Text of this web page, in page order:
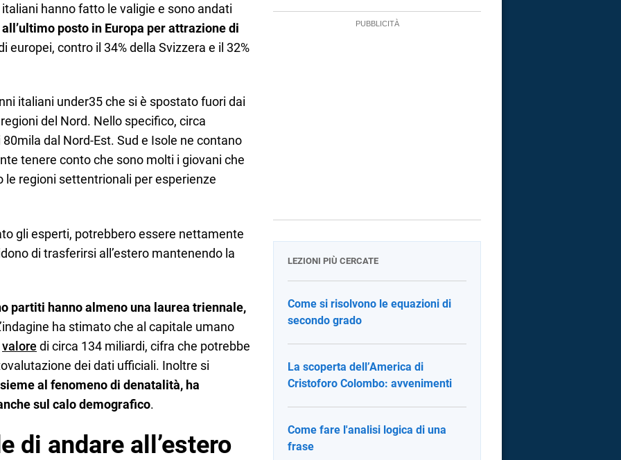
hanno fatto le valigie e sono andati
all’ultimo posto in Europa per attrazione di
europei, contro il 34% della Svizzera e il 32%
italiani under35 che si è spostato fuori dai
del Nord. Nello specifico, circa
dal Nord-Est. Sud e Isole ne contano
tenere conto che sono molti i giovani che
le regioni settentrionali per esperienze
gli esperti, potrebbero essere nettamente
di trasferirsi all’estero mantenendo la
partiti hanno almeno una laurea triennale,
ha stimato che al capitale umano
valore di circa 134 miliardi, cifra che potrebbe
dei dati ufficiali. Inoltre si
al fenomeno di denatalità, ha
sul calo demografico.
di andare all’estero
LEZIONI PIÙ CERCATE
Come si risolvono le equazioni di
secondo grado
La scoperta dell’America di
Cristoforo Colombo: avvenimenti
Come fare l'analisi logica di una
frase